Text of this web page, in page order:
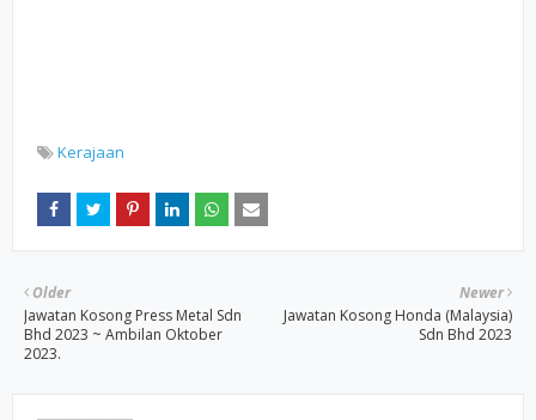
Kerajaan
Newer
Jawatan Kosong Honda (Malaysia)
Sdn Bhd 2023
Older
Jawatan Kosong Press Metal Sdn
Bhd 2023 ~ Ambilan Oktober
2023.